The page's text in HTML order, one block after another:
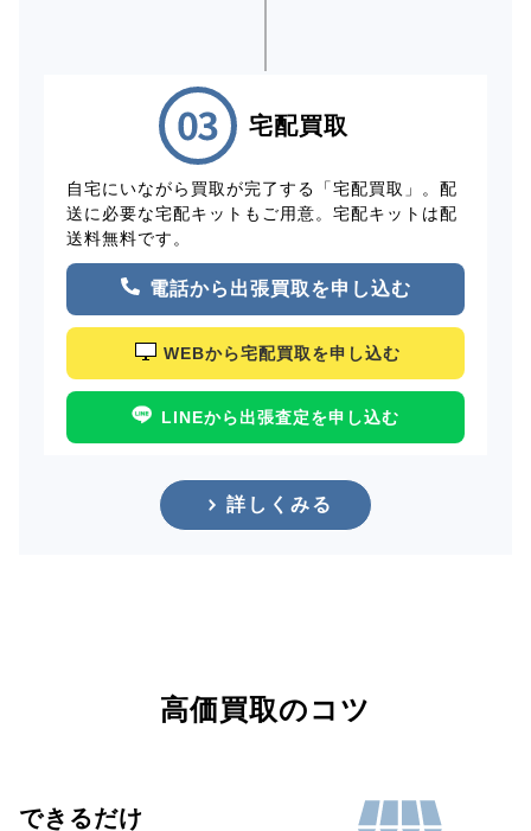
宅配買取
自宅にいながら買取が完了する「宅配買取」。配
送に必要な宅配キットもご用意。宅配キットは配
送料無料です。
電話から出張買取を申し込む
WEBから宅配買取を申し込む
LINEから出張査定を申し込む
詳しくみる
高価買取のコツ
できるだけ